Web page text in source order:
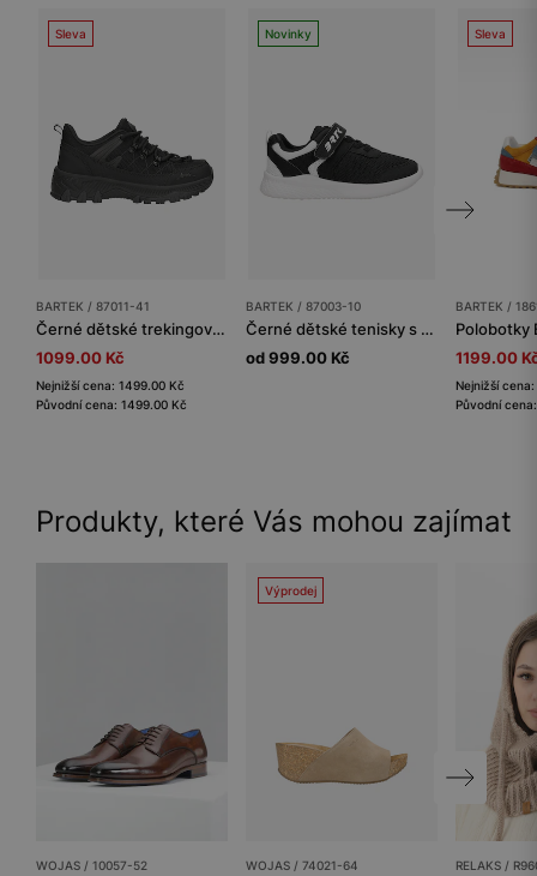
Sleva
BARTEK / 87011-41
Černé dětské trekingové polobotky BARTEK 87011-41
1099.00 Kč
Nejnižší cena: 1499.00 Kč
Původní cena: 1499.00 Kč
Novinky
BARTEK / 87003-10
Černé dětské tenisky s bílými detaily BARTEK 87003-10
od 999.00 Kč
Sleva
BARTEK /
1199.00
Nejnižší
Původní
Produkty, které Vás mohou zajímat
WOJAS / 10057-52
Výprodej
WOJAS / 74021-64 RELAKS /